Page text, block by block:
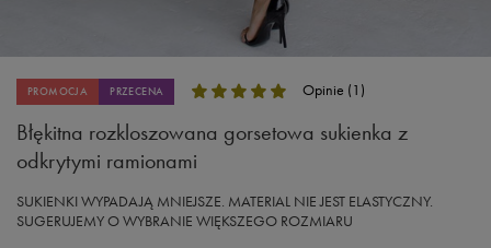
PROMOCJA PRZECENA Opinie (1)
Błękitna rozkloszowana gorsetowa sukienka z
odkrytymi ramionami
SUKIENKI WYPADAJĄ MNIEJSZE. MATERIAL NIE JEST ELASTYCZNY.
SUGERUJEMY O WYBRANIE WIĘKSZEGO ROZMIARU